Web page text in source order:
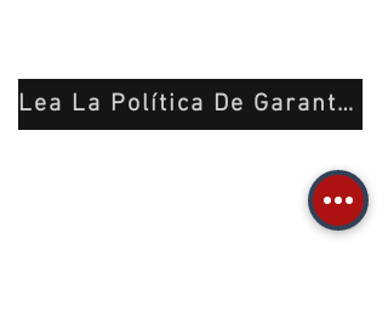
Lea La Política De Garantía y Cambio